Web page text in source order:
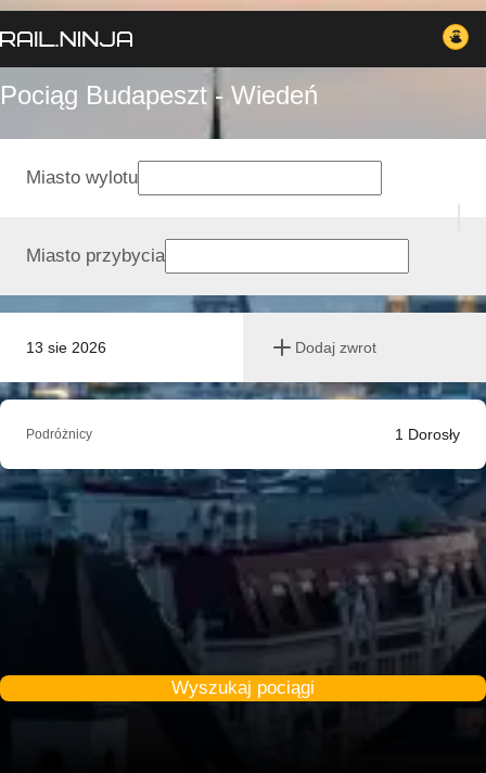
Pociąg Budapeszt - Wiedeń
13 sie 2026 Dodaj zwrot
Miasto wylotu
Miasto przybycia
Podróżnicy 1 Dorosły
Wyszukaj pociągi